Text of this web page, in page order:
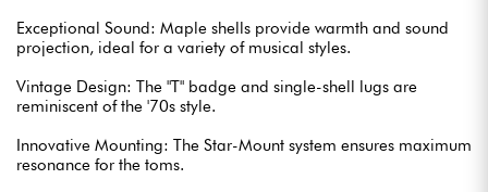
Exceptional Sound: Maple shells provide warmth and sound
projection, ideal for a variety of musical styles.
Vintage Design: The "T" badge and single-shell lugs are
reminiscent of the '70s style.
Innovative Mounting: The Star-Mount system ensures maximum
resonance for the toms.